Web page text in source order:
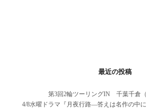
最近の投稿
第3回2輪ツーリングIN 千葉千倉（
4/8水曜ドラマ『月夜行路―答えは名作の中